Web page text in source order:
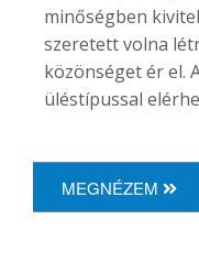
minőségben
szeretett volna
közönséget ér el.
üléstípussal
MEGNÉZEM